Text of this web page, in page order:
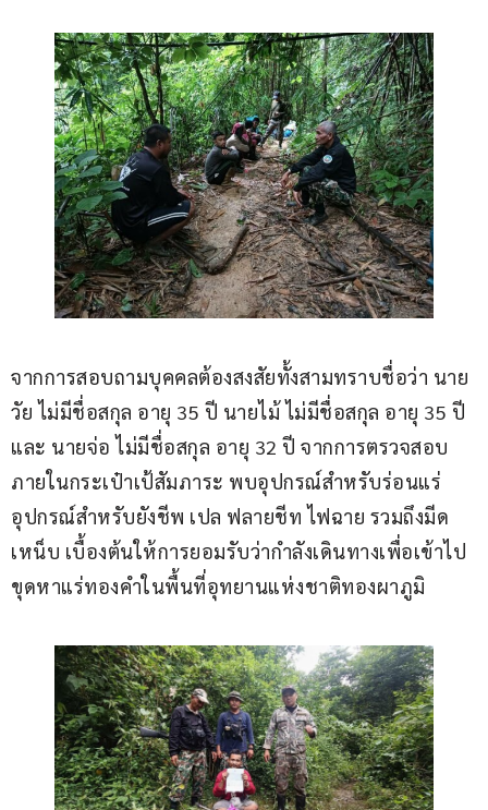
จากการสอบถามบุคคลต้องสงสัยทั้งสามทราบชื่อว่า นาย
วัย ไม่มีชื่อสกุล อายุ 35 ปี นายไม้ ไม่มีชื่อสกุล อายุ 35 ปี
และ นายจ่อ ไม่มีชื่อสกุล อายุ 32 ปี จากการตรวจสอบ
ภายในกระเป๋าเป้สัมภาระ พบอุปกรณ์สำหรับร่อนแร่
อุปกรณ์สำหรับยังชีพ เปล ฟลายชีท ไฟฉาย รวมถึงมีด
เหน็บ เบื้องต้นให้การยอมรับว่ากำลังเดินทางเพื่อเข้าไป
ขุดหาแร่ทองคำในพื้นที่อุทยานแห่งชาติทองผาภูมิ